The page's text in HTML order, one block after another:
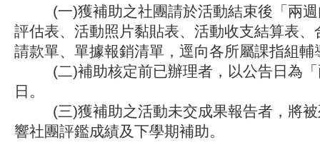
(一)獲補助之社團請於活動結束後「兩週
評估表、活動照片黏貼表、活動收支結算表、
請款單、單據報銷清單，逕向各所屬課指組輔
(二)補助核定前已辦理者，以公告日為「
日。
(三)獲補助之活動未交成果報告者，將被
響社團評鑑成績及下學期補助。